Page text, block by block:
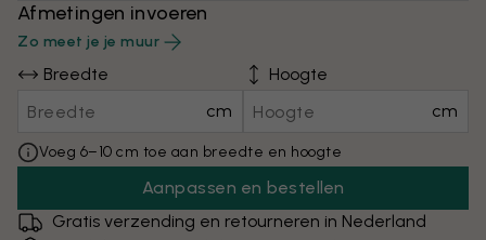
Afmetingen invoeren
Zo meet je je muur
Breedte
cm
Hoogte
cm
Voeg 6–10 cm toe aan breedte en hoogte
Aanpassen en bestellen
Gratis verzending en retourneren in Nederland